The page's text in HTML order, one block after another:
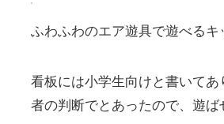
ふわふわのエア遊具で遊べるキ
看板には小学生向けと書いてあ
者の判断でとあったので、遊ば